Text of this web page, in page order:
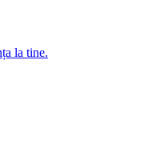
la tine.